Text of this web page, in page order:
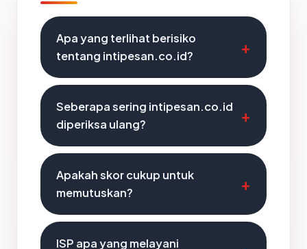
Apa yang terlihat berisiko
tentang intipesan.co.id?
Seberapa sering intipesan.co.id
diperiksa ulang?
Apakah skor cukup untuk
memutuskan?
ISP apa yang melayani